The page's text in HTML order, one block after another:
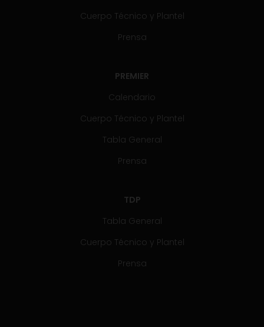
Cuerpo Técnico y Plantel
Prensa
PREMIER
Calendario
Cuerpo Técnico y Plantel
Tabla General
Prensa
TDP
Tabla General
Cuerpo Técnico y Plantel
Prensa